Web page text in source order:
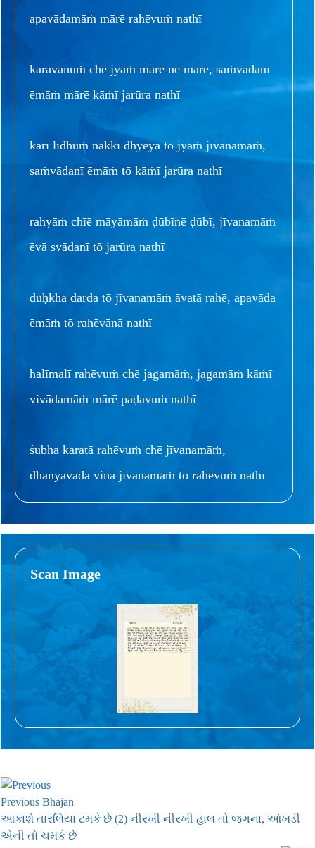
apavādamāṁ mārē rahēvuṁ nathī
karavānuṁ chē jyāṁ mārē nē mārē, saṁvādanī
ēmāṁ mārē kāṁī jarūra nathī
karī līdhuṁ nakkī dhyēya tō jyāṁ jīvanamāṁ,
saṁvādanī ēmāṁ tō kāṁī jarūra nathī
rahyāṁ chīē māyāmāṁ ḍūbīnē ḍūbī, jīvanamāṁ
ēvā svādanī tō jarūra nathī
duḥkha darda tō jīvanamāṁ āvatā rahē, apavāda
ēmāṁ tō rahēvānā nathī
halīmalī rahēvuṁ chē jagamāṁ, jagamāṁ kāṁī
vivādamāṁ mārē paḍavuṁ nathī
śubha karatā rahēvuṁ chē jīvanamāṁ,
dhanyavāda vinā jīvanamāṁ tō rahēvuṁ nathī
Scan Image
Previous Bhajan
આકાશે તારલિયા ટમકે છે (2) નીરખી નીરખી હાલ તો જગના, આંખડી
એની તો ચમકે છે